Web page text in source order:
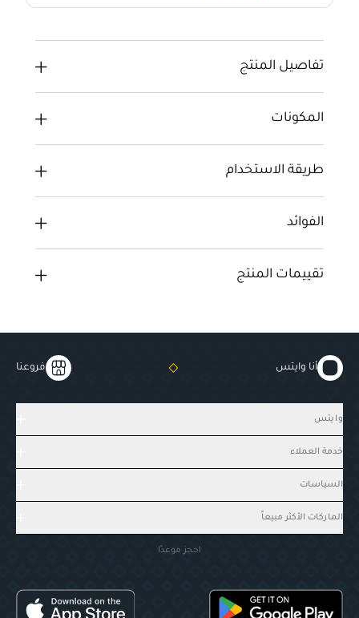
تفاصيل المنتج
المكونات
طريقة الاستخدام
الفوائد
تقييمات المنتج
أنا وايتس فروعنا
وايتس
خدمة العملاء
السياسات
الماركات الأكثر مبيعاً
احجز موعدًا